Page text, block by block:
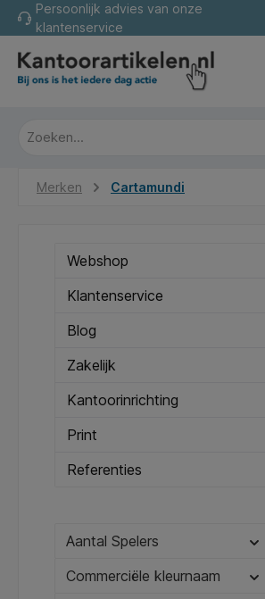
Ga naar de
Persoonlijk advies van onze
klantenservice
Merken Cartamundi
Webshop
Klantenservice
Blog
Zakelijk
Kantoorinrichting
Print
Referenties
Aantal Spelers
Commerciële kleurnaam